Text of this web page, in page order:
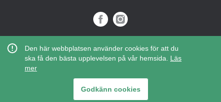
Den här webbplatsen använder cookies för att du
ska få den bästa upplevelsen på vår hemsida. Läs
mer
Godkänn cookies
Org.Nr: 559121-9463